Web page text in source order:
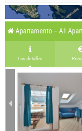
Apartamento – A1
Los detalles